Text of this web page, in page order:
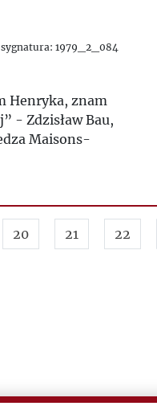
sygnatura: 1979_2_084
Henryka, znam
- Zdzisław Bau,
Maisons-
20 21 22